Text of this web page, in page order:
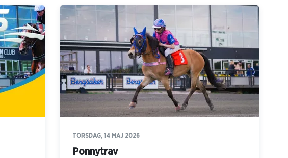
TORSDAG, 14 MAJ 2026
Ponnytrav